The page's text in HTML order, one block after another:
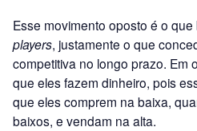
Esse movimento oposto é o
players, justamente o que
competitiva no longo prazo. Em
que eles fazem dinheiro, pois
que eles comprem na baixa,
baixos, e vendam na alta.